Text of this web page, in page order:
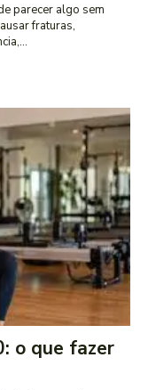
parecer algo sem
fraturas,
o que fazer